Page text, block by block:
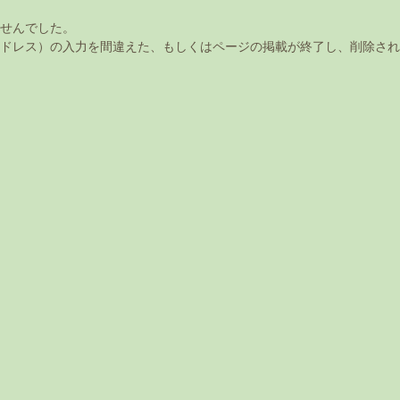
んでした。
ス）の入力を間違えた、もしくはページの掲載が終了し、削除され